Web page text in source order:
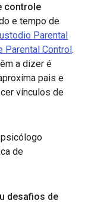
controle
e tempo de
Parental
Parental Control.
a dizer é
pais e
vínculos de
de
desafios de